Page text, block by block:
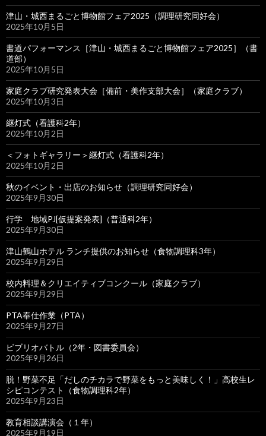
津山・城西まるごと博物館フェア2025（調理研究同好会）
2025年10月5日
書道パフォーマンス［津山・城西まるごと博物館フェア2025］（書
道部）
2025年10月5日
家庭クラブ研究発表大会［備前・美作支部大会］（家庭クラブ）
2025年10月3日
継灯式（看護科2年）
2025年10月2日
＜フォトギャラリー＞継灯式（看護科2年）
2025年10月2日
秋のイベント・出店のお知らせ（調理研究同好会）
2025年9月30日
行学 地域PJ[仮提案発表]（普通科2年）
2025年9月30日
津山鶴山ホテル ランチ提供のお知らせ（食物調理科3年）
2025年9月29日
校内料理＆クリエイティブコンクール（家庭クラブ）
2025年9月29日
PTA奉仕作業（PTA）
2025年9月27日
ビブリオバトル（2年・図書委員会）
2025年9月26日
脱！野菜不足「だしのチカラで野菜をもっと美味しく！」高校生レ
シピコンテスト（食物調理科2年）
2025年9月23日
教育相談講演会（１年）
2025年9月19日